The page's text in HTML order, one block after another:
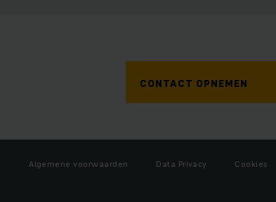
CONTACT OPNEMEN
Algemene voorwaarden Data Privacy Cookies